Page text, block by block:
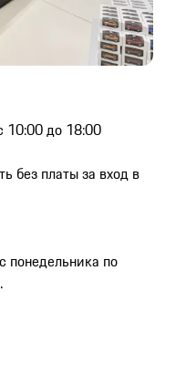
10:00 до 18:00
без платы за вход в
понедельника по